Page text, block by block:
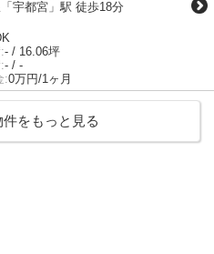
宇都宮」駅 徒歩18分
- / 16.06坪
- / -
:0万円/1ヶ月
をもっと見る